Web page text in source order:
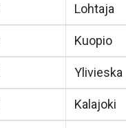
Lohtaja
Kuopio
Ylivieska
Kalajoki